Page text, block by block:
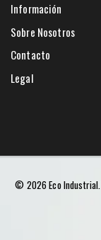
Información
Sobre Nosotros
Contacto
Legal
© 2026 Eco Industrial.